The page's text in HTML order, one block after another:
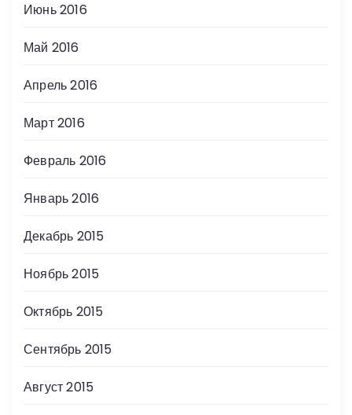
Июнь 2016
Май 2016
Апрель 2016
Март 2016
Февраль 2016
Январь 2016
Декабрь 2015
Ноябрь 2015
Октябрь 2015
Сентябрь 2015
Август 2015